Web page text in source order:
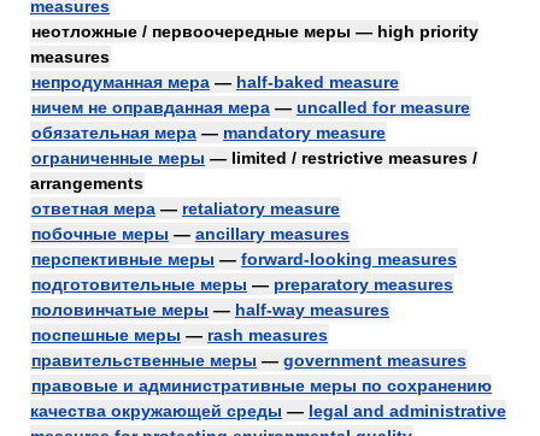
measures
неотложные / первоочередные меры — high priority
measures
непродуманная мера — half-baked measure
ничем не оправданная мера — uncalled for measure
обязательная мера — mandatory measure
ограниченные меры — limited / restrictive measures /
arrangements
ответная мера — retaliatory measure
побочные меры — ancillary measures
перспективные меры — forward-looking measures
подготовительные меры — preparatory measures
половинчатые меры — half-way measures
поспешные меры — rash measures
правительственные меры — government measures
правовые и административные меры по сохранению
качества окружающей среды — legal and administrative